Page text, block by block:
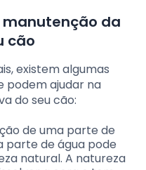
manutenção da
cão
existem algumas
podem ajudar na
do seu cão:
de uma parte de
parte de água pode
natural. A natureza